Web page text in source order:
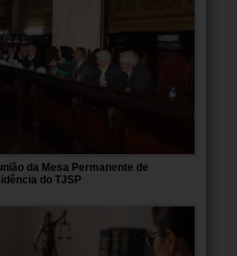
da Mesa Permanente de
do TJSP